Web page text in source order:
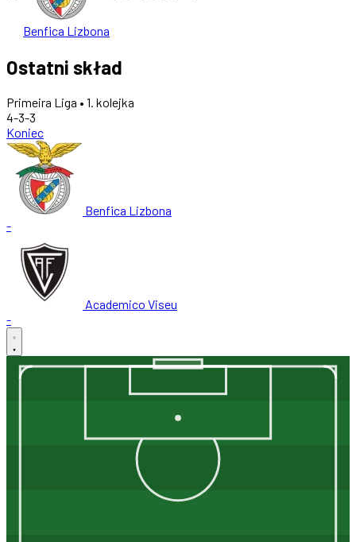
Benfica Lizbona
Ostatni skład
Primeira Liga • 1. kolejka
4-3-3
Koniec
Benfica Lizbona
-
Academico Viseu
-